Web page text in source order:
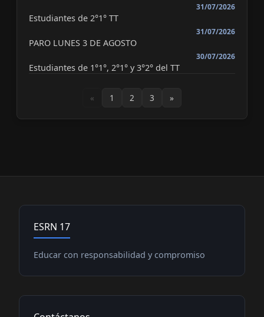
31/07/2026
Estudiantes de 2°1° TT
31/07/2026
PARO LUNES 3 DE AGOSTO
30/07/2026
Estudiantes de 1°1°, 2°1° y 3°2° del TT
« 1 2 3 »
ESRN 17
Educar con responsabilidad y compromiso